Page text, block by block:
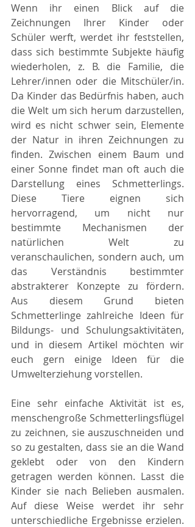
Wenn ihr einen Blick auf die
Zeichnungen Ihrer Kinder oder
Schüler werft, werdet ihr feststellen,
dass sich bestimmte Subjekte häufig
wiederholen, z. B. die Familie, die
Lehrer/innen oder die Mitschüler/in.
Da Kinder das Bedürfnis haben, auch
die Welt um sich herum darzustellen,
wird es nicht schwer sein, Elemente
der Natur in ihren Zeichnungen zu
finden. Zwischen einem Baum und
einer Sonne findet man oft auch die
Darstellung eines Schmetterlings.
Diese Tiere eignen sich
hervorragend, um nicht nur
bestimmte Mechanismen der
natürlichen Welt zu
veranschaulichen, sondern auch, um
das Verständnis bestimmter
abstrakterer Konzepte zu fördern.
Aus diesem Grund bieten
Schmetterlinge zahlreiche Ideen für
Bildungs- und Schulungsaktivitäten,
und in diesem Artikel möchten wir
euch gern einige Ideen für die
Umwelterziehung vorstellen.
Eine sehr einfache Aktivität ist es,
menschengroße Schmetterlingsflügel
zu zeichnen, sie auszuschneiden und
so zu gestalten, dass sie an die Wand
geklebt oder von den Kindern
getragen werden können. Lasst die
Kinder sie nach Belieben ausmalen.
Auf diese Weise werdet ihr sehr